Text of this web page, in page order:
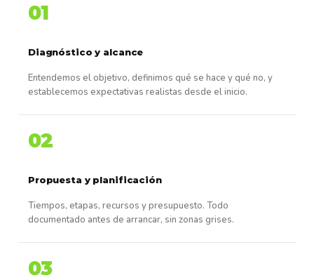
01
Diagnóstico y alcance
Entendemos el objetivo, definimos qué se hace y qué no, y
establecemos expectativas realistas desde el inicio.
02
Propuesta y planificación
Tiempos, etapas, recursos y presupuesto. Todo
documentado antes de arrancar, sin zonas grises.
03